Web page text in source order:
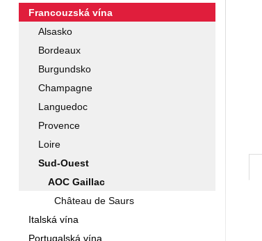
Francouzská vína
Alsasko
Bordeaux
Burgundsko
Champagne
Languedoc
Provence
Loire
Sud-Ouest
AOC Gaillac
Château de Saurs
Italská vína
Portugalská vína